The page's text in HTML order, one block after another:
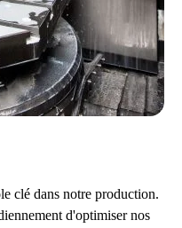
clé dans notre production.
d'optimiser nos